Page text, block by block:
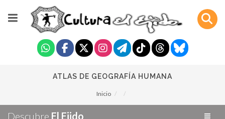
ATLAS DE GEOGRAFÍA HUMANA
Inicio
Descubre El Ejido